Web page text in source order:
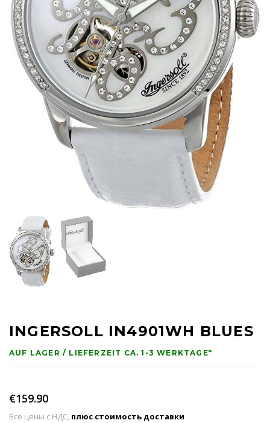
INGERSOLL IN4901WH BLUES
AUF LAGER / LIEFERZEIT CA. 1-3 WERKTAGE*
€159.90
Все цены с НДС, плюс стоимость доставки